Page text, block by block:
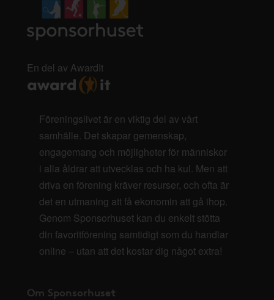
En del av AwardIt
Föreningslivet är en viktig del av vårt
samhälle. Det skapar gemenskap,
engagemang och möjligheter för människor
i alla åldrar att utvecklas och ha kul. Men att
driva en förening kräver resurser, och ofta är
det en utmaning att få ekonomin att gå ihop.
Genom Sponsorhuset kan du enkelt stötta
din favoritförening samtidigt som du handlar
online – utan att det kostar dig något extra!
Om Sponsorhuset